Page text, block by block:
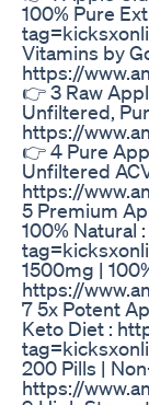
100% Pure
Vitamins by
https://
👉 3 Raw
Unfiltered,
https://
👉 4 Pure
Unfiltered
https://
5 Premium
100% Natural
1500mg |
https://
7 5x Potent
Keto Diet :
200 Pills |
https://